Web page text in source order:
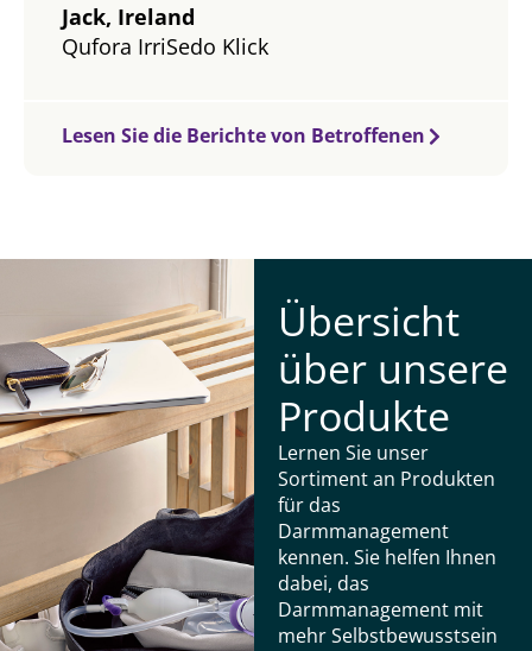
Jack, Ireland
Qufora IrriSedo Klick
Lesen Sie die Berichte von Betroffenen
Übersicht
über unsere
Produkte
Lernen Sie unser
Sortiment an Produkten
für das
Darmmanagement
kennen. Sie helfen Ihnen
dabei, das
Darmmanagement mit
mehr Selbstbewusstsein